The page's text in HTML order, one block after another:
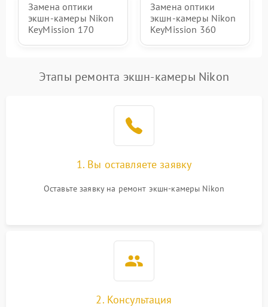
Повреждение системы
защиты от перегрузок
1000 ₽ Подробнее →
Неисправность системы
Замена оптики
экшн-камеры Nikon
KeyMission 170
Замена оптики
экшн-камеры Nikon
KeyMission 360
Этапы ремонта экшн-камеры Nikon
1. Вы оставляете заявку
Оставьте заявку на ремонт экшн-камеры Nikon
2. Консультация